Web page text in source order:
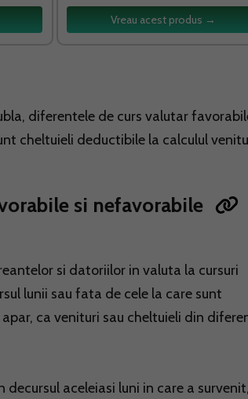
Vreau acest produs →
diferentele de curs valutar
cheltuieli deductibile la calculul
si nefavorabile
si datoriilor in valuta la cursuri
lunii sau fata de cele la care sunt
ca venituri sau cheltuieli din
aceleiasi luni in care a